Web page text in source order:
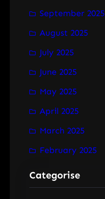
September 2025
August 2025
July 2025
June 2025
May 2025
April 2025
March 2025
February 2025
Categorise